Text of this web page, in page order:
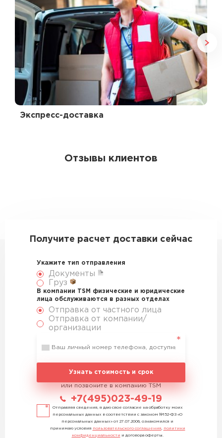
Экспресс-доставка
Отзывы клиентов
Получите расчет доставки сейчас
Укажите тип отправления
Документы
Груз
В компании TSM физические и юридические
лица обслуживаются в разных отделах
Отправка от частного лица
Отправка от компании/
организации
Узнать стоимость и срок
или позвоните в компанию TSM
+7(495)023-49-19
Отправляя сведения, я даю свое согласие на обработку моих
персональных данных в соответствии с законом №152-ФЗ «О
персональных данных» от 27.07.2006, ознакомился и
принимаю условия пользовательского соглашения
политики
конфиденциальности и договора оферты.